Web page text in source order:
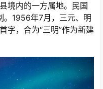
境内的一方属地。民国
1956年7月，三元、明
字，合为“三明”作为新建